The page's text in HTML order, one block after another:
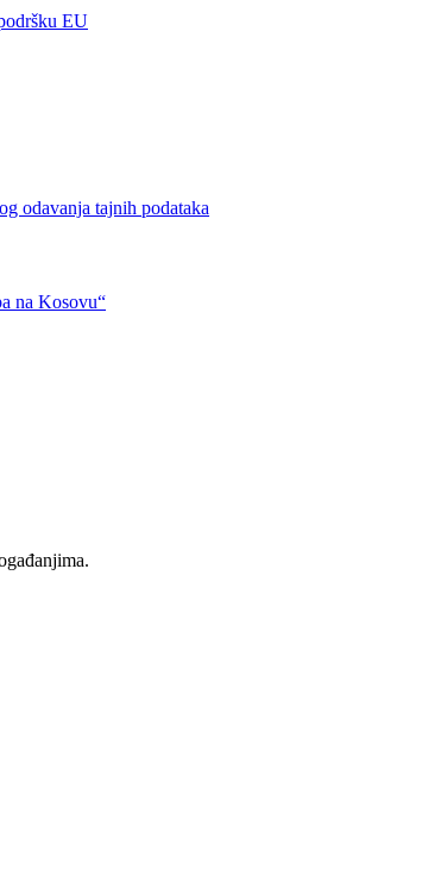
EU
odavanja tajnih podataka
na Kosovu“